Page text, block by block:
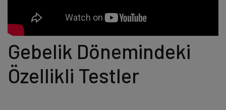
Gebelik Dönemindeki
Özellikli Testler